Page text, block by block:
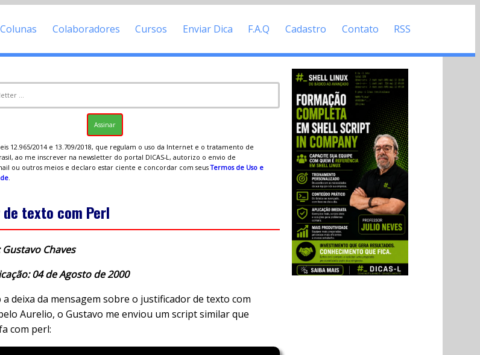
Colunas Colaboradores Cursos Enviar Dica F.A.Q Cadastro Contato RSS
12.965/2014 e 13.709/2018, que regulam o uso da Internet e o tratamento de
ao me inscrever na newsletter do portal DICAS-L, autorizo o envio de
ou outros meios e declaro estar ciente e concordar com seusTermos de Uso e
.
texto com Perl
Chaves
04 de Agosto de 2000
deixa da mensagem sobre o justificador de texto com
Aurelio, o Gustavo me enviou um script similar que
com perl: